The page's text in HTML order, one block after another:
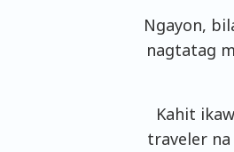
Ngayon,
nagtatag
Kahit
traveler na